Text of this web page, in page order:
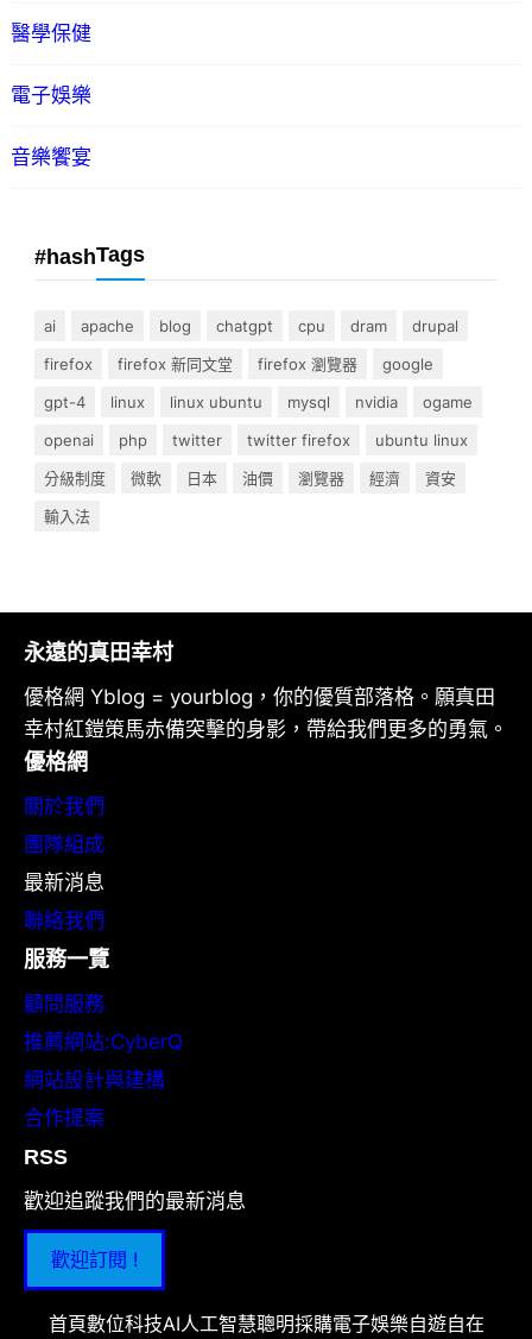
醫學保健
電子娛樂
音樂饗宴
#hashTags
ai apache blog chatgpt cpu dram
drupal
firefox
firefox 新同文堂 firefox 瀏覽器
google
gpt-4
linux linux ubuntu mysql nvidia
ogame
openai
php twitter twitter firefox
ubuntu linux
分級制度
微軟 日本 油價 瀏覽器 經濟
資安
輸入法
永遠的真田幸村
優格網 Yblog = yourblog，你的優質部落格。願真田
幸村紅鎧策馬赤備突擊的身影，帶給我們更多的勇氣。
優格網
關於我們
團隊組成
最新消息
聯絡我們
服務一覽
顧問服務
推薦網站:CyberQ
網站設計與建構
合作提案
RSS
歡迎追蹤我們的最新消息
歡迎訂閱 !
首頁數位科技AI人工智慧聰明採購電子娛樂自遊自在